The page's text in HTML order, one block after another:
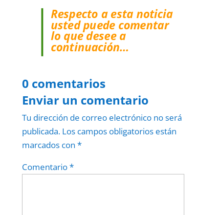
Respecto a esta noticia
usted puede comentar
lo que desee a
continuación…
0 comentarios
Enviar un comentario
Tu dirección de correo electrónico no será
publicada. Los campos obligatorios están
marcados con *
Comentario*